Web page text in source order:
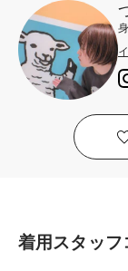
着用スタッフ